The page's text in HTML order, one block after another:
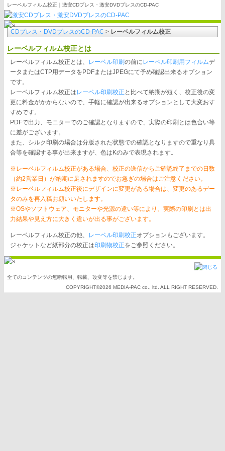
レーベルフィルム校正｜激安CDプレス・激安DVDプレスのCD-PAC
CDプレス・DVDプレスのCD-PAC > レーベルフィルム校正
レーベルフィルム校正とは
レーベルフィルム校正とは、 レーベル印刷の前にレーベル印刷用フィルムデ
ータまたはCTP用データをPDFまたはJPEGにて予め確認出来るオプション
です。
レーベルフィルム校正はレーベル印刷校正 と比べて納期が短く、校正後の変
更に料金がかからないので、手軽に確認が出来るオプションとして大変おす
すめです。
PDFで出力、モニターでのご確認となりますので、実際の印刷とは色合い等
に差がございます。
また、シルク印刷の場合は分版された状態での確認となりますので重なり具
合等を確認する事が出来ますが、色はKのみで表現されます。
※レーベルフィルム校正がある場合、校正の送信からご確認終了までの日数
（約2営業日）が納期に足されますのでお急ぎの場合はご注意ください。
※レーベルフィルム校正後にデザインに変更がある場合は、変更のあるデー
タのみを再入稿お願いいたします。
※OSやソフトウェア、モニターや光源の違い等により、実際の印刷とは出
力結果や見え方に大きく違いが出る事がございます。
レーベルフィルム校正の他、 レーベル印刷校正オプションもございます。
ジャケットなど紙部分の校正は印刷物校正をご参照ください。
全てのコンテンツの無断転用、転載、改変等を禁じます。
COPYRIGHT©2026 MEDIA-PAC co., ltd. ALL RIGHT RESERVED.